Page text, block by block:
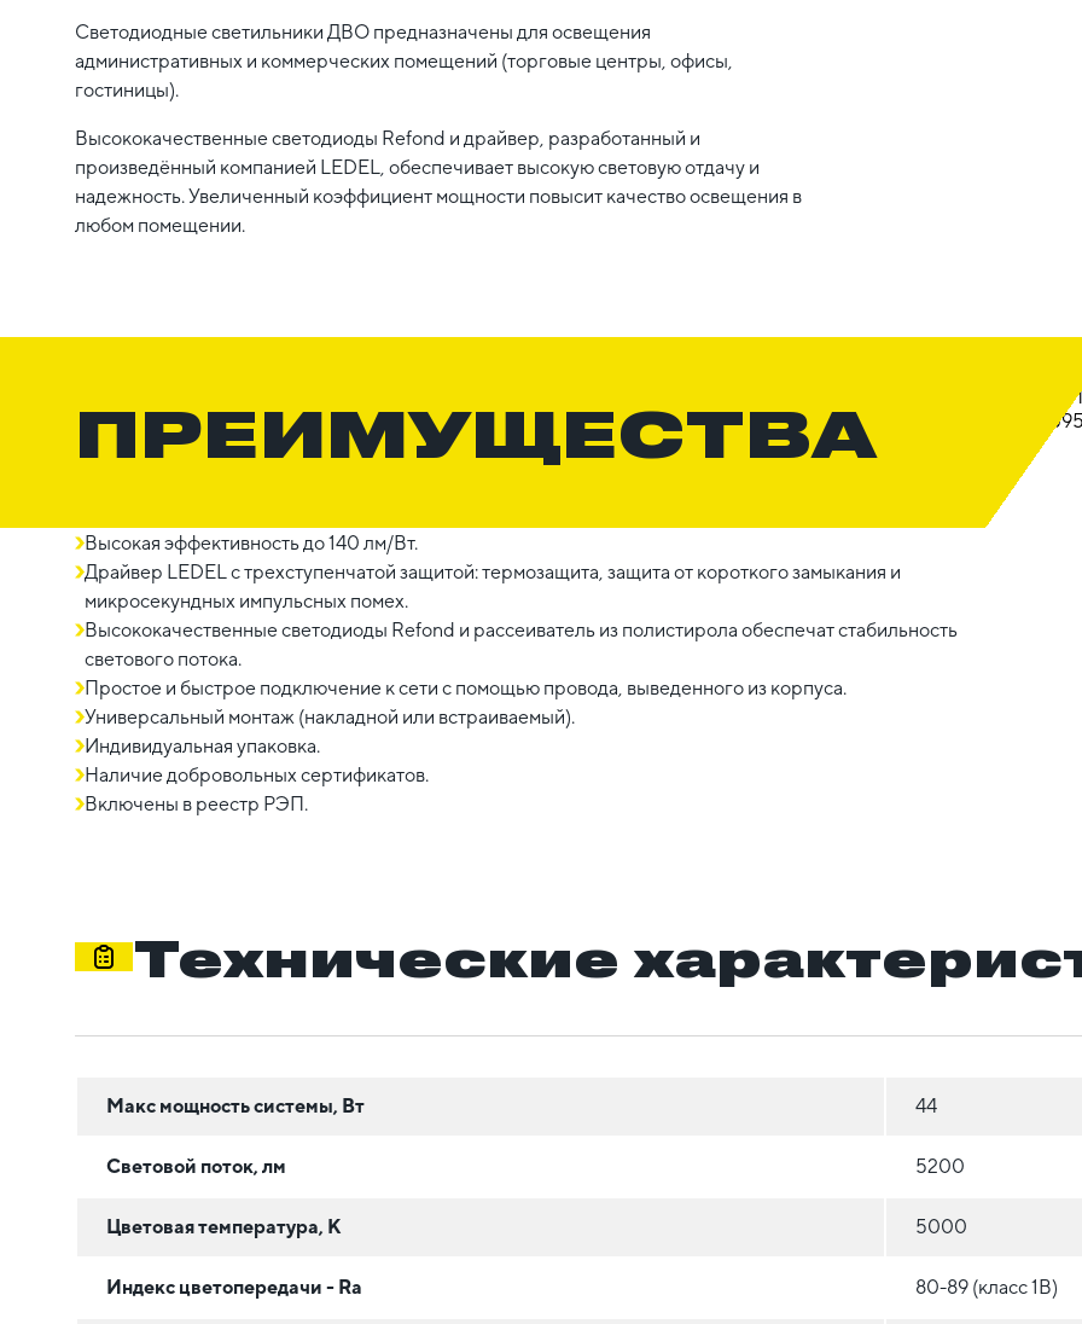
Светодиодные светильники ДВО предназначены для освещения
административных и коммерческих помещений (торговые центры, офисы,
гостиницы).
Высококачественные светодиоды Refond и драйвер, разработанный и
произведённый компанией LEDEL, обеспечивает высокую световую отдачу и
надежность. Увеличенный коэффициент мощности повысит качество освещения в
любом помещении.
ПРЕИМУЩЕСТВА
Высокая эффективность до 140 лм/Вт.
Драйвер LEDEL c трехступенчатой защитой: термозащита, защита от короткого замыкания и
микросекундных импульсных помех.
Высококачественные светодиоды Refond и рассеиватель из полистирола обеспечат стабильность
светового потока.
Простое и быстрое подключение к сети с помощью провода, выведенного из корпуса.
Универсальный монтаж (накладной или встраиваемый).
Индивидуальная упаковка.
Наличие добровольных сертификатов.
Включены в реестр РЭП.
Технические
Макс мощность системы, Вт 44
Световой поток, лм 5200
Цветовая температура, К 5000
Индекс цветопередачи - Ra 80-89 (класс 1B)